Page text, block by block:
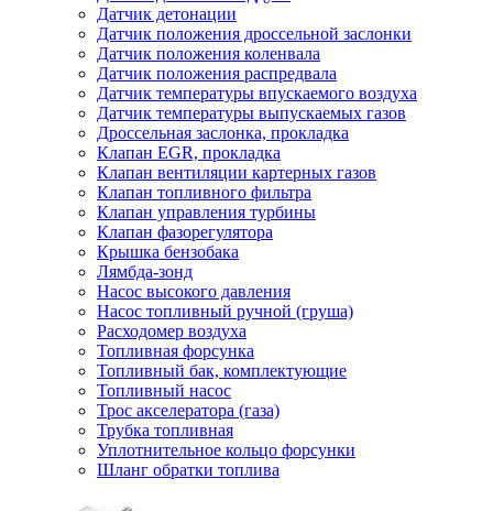
Датчик детонации
Датчик положения дроссельной заслонки
Датчик положения коленвала
Датчик положения распредвала
Датчик температуры впускаемого воздуха
Датчик температуры выпускаемых газов
Дроссельная заслонка, прокладка
Клапан EGR, прокладка
Клапан вентиляции картерных газов
Клапан топливного фильтра
Клапан управления турбины
Клапан фазорегулятора
Крышка бензобака
Лямбда-зонд
Насос высокого давления
Насос топливный ручной (груша)
Расходомер воздуха
Топливная форсунка
Топливный бак, комплектующие
Топливный насос
Трос акселератора (газа)
Трубка топливная
Уплотнительное кольцо форсунки
Шланг обратки топлива